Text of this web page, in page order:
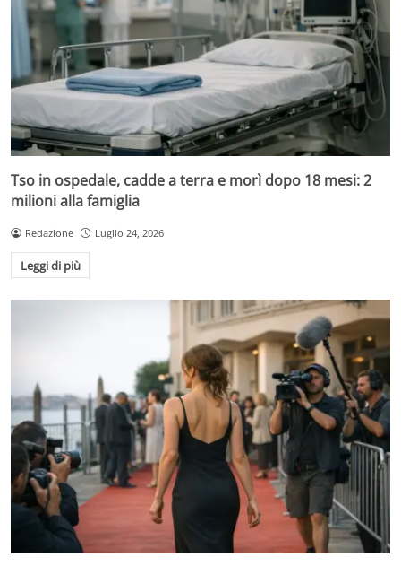
Tso in ospedale, cadde a terra e morì dopo 18 mesi: 2
milioni alla famiglia
Redazione Luglio 24, 2026
Leggi di più